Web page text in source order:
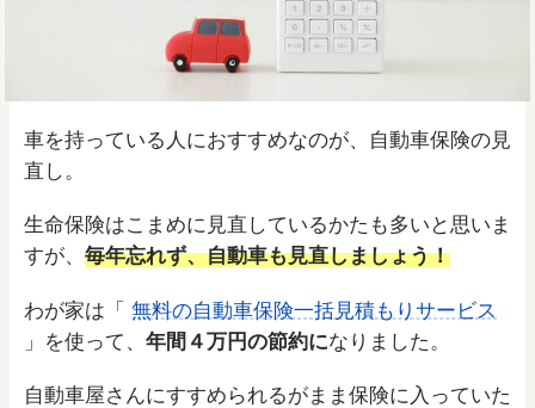
車を持っている人におすすめなのが、自動車保険の見
直し。
生命保険はこまめに見直しているかたも多いと思いま
すが、 毎年忘れず、自動車も見直しましょう！
わが家は「 無料の自動車保険一括見積もりサービス
」を使って、 年間４万円の節約になりました。
自動車屋さんにすすめられるがまま保険に入っていた